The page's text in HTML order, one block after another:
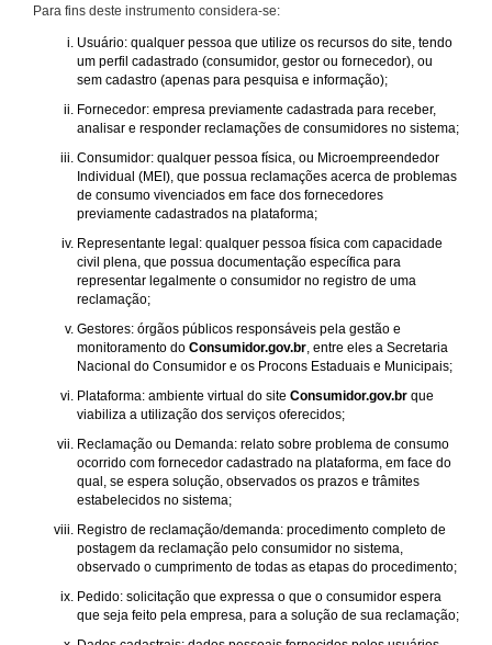
Para fins deste instrumento considera-se:
Usuário: qualquer pessoa que utilize os recursos do site, tendo
um perfil cadastrado (consumidor, gestor ou fornecedor), ou
sem cadastro (apenas para pesquisa e informação);
Fornecedor: empresa previamente cadastrada para receber,
analisar e responder reclamações de consumidores no sistema;
Consumidor: qualquer pessoa física, ou Microempreendedor
Individual (MEI), que possua reclamações acerca de problemas
de consumo vivenciados em face dos fornecedores
previamente cadastrados na plataforma;
Representante legal: qualquer pessoa física com capacidade
civil plena, que possua documentação específica para
representar legalmente o consumidor no registro de uma
reclamação;
Gestores: órgãos públicos responsáveis pela gestão e
monitoramento do Consumidor.gov.br, entre eles a Secretaria
Nacional do Consumidor e os Procons Estaduais e Municipais;
Plataforma: ambiente virtual do site Consumidor.gov.br que
viabiliza a utilização dos serviços oferecidos;
Reclamação ou Demanda: relato sobre problema de consumo
ocorrido com fornecedor cadastrado na plataforma, em face do
qual, se espera solução, observados os prazos e trâmites
estabelecidos no sistema;
Registro de reclamação/demanda: procedimento completo de
postagem da reclamação pelo consumidor no sistema,
observado o cumprimento de todas as etapas do procedimento;
Pedido: solicitação que expressa o que o consumidor espera
que seja feito pela empresa, para a solução de sua reclamação;